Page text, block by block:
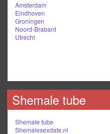
Amsterdam
Eindhoven
Groningen
Noord-Brabant
Utrecht
Shemale tube
Shemale tube
Shemalesexdate.nl